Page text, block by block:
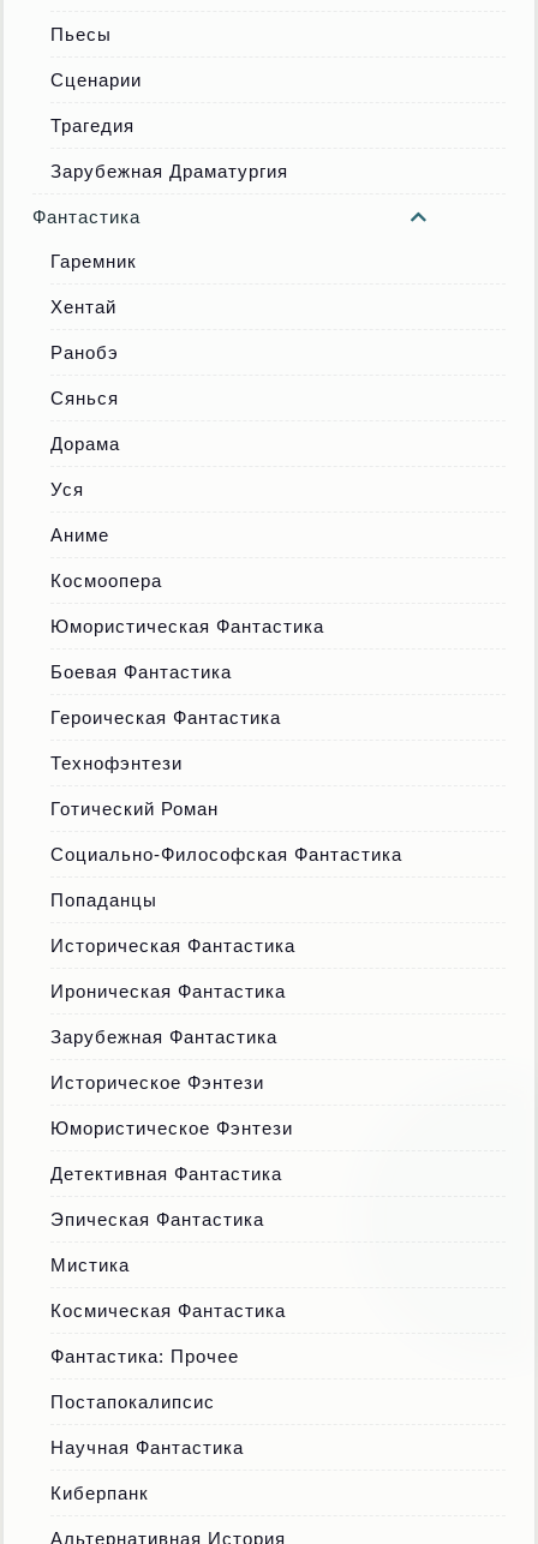
Пьесы
Сценарии
Трагедия
Зарубежная Драматургия
Фантастика
Гаремник
Хентай
Ранобэ
Сянься
Дорама
Уся
Аниме
Космоопера
Юмористическая Фантастика
Боевая Фантастика
Героическая Фантастика
Технофэнтези
Готический Роман
Социально-Философская Фантастика
Попаданцы
Историческая Фантастика
Ироническая Фантастика
Зарубежная Фантастика
Историческое Фэнтези
Юмористическое Фэнтези
Детективная Фантастика
Эпическая Фантастика
Мистика
Космическая Фантастика
Фантастика: Прочее
Постапокалипсис
Научная Фантастика
Киберпанк
Альтернативная История